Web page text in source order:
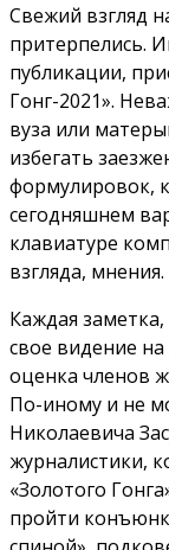
Свежий взгляд
притерпелись.
публикации,
Гонг-2021».
вуза или
избегать
формулировок,
сегодняшнем
клавиатуре
взгляда, мнения.
Каждая
свое видение
оценка членов
По-иному и не
Николаевича
журналистики,
«Золотого
пройти